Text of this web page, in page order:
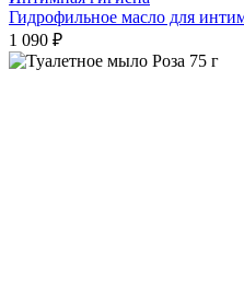
Гидрофильное масло для
1 090 ₽